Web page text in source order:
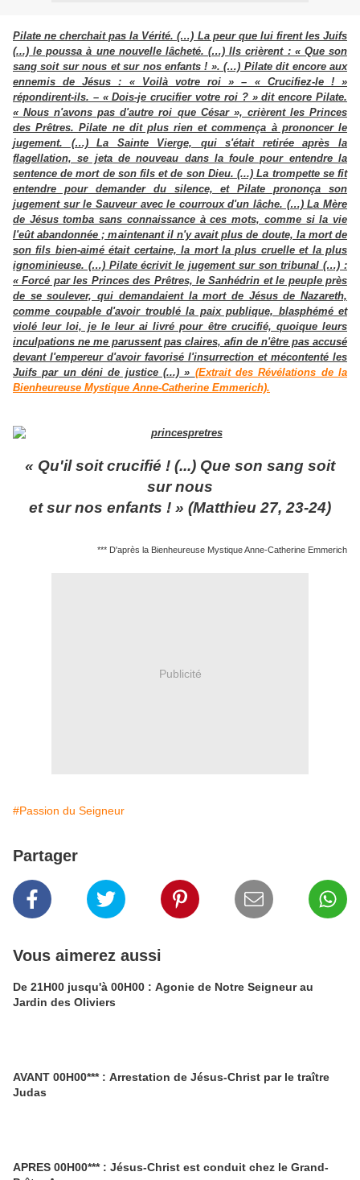
Pilate ne cherchait pas la Vérité. (…) La peur que lui firent les Juifs
(...) le poussa à une nouvelle lâcheté. (…) Ils crièrent : « Que son
sang soit sur nous et sur nos enfants ! ». (…) Pilate dit encore aux
ennemis de Jésus : « Voilà votre roi » – « Crucifiez-le ! »
répondirent-ils. – « Dois-je crucifier votre roi ? » dit encore Pilate.
« Nous n'avons pas d'autre roi que César », crièrent les Princes
des Prêtres. Pilate ne dit plus rien et commença à prononcer le
jugement. (…) La Sainte Vierge, qui s'était retirée après la
flagellation, se jeta de nouveau dans la foule pour entendre la
sentence de mort de son fils et de son Dieu. (...) La trompette se fit
entendre pour demander du silence, et Pilate prononça son
jugement sur le Sauveur avec le courroux d'un lâche. (…) La Mère
de Jésus tomba sans connaissance à ces mots, comme si la vie
l'eût abandonnée ; maintenant il n'y avait plus de doute, la mort de
son fils bien-aimé était certaine, la mort la plus cruelle et la plus
ignominieuse. (…) Pilate écrivit le jugement sur son tribunal (…) :
« Forcé par les Princes des Prêtres, le Sanhédrin et le peuple près
de se soulever, qui demandaient la mort de Jésus de Nazareth,
comme coupable d'avoir troublé la paix publique, blasphémé et
violé leur loi, je le leur ai livré pour être crucifié, quoique leurs
inculpations ne me parussent pas claires, afin de n'être pas accusé
devant l'empereur d'avoir favorisé l'insurrection et mécontenté les
Juifs par un déni de justice (...) » (Extrait des Révélations de la
Bienheureuse Mystique Anne-Catherine Emmerich).
« Qu'il soit crucifié ! (...) Que son sang soit
sur nous
et sur nos enfants ! » (Matthieu 27, 23-24)
*** D'après la Bienheureuse Mystique Anne-Catherine Emmerich
Publicité
#Passion du Seigneur
Partager
Vous aimerez aussi
De 21H00 jusqu'à 00H00 : Agonie de Notre Seigneur au
Jardin des Oliviers
AVANT 00H00*** : Arrestation de Jésus-Christ par le traître
Judas
APRES 00H00*** : Jésus-Christ est conduit chez le Grand-